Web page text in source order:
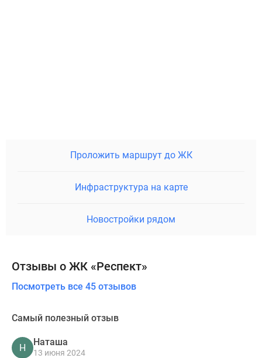
Проложить маршрут до ЖК
Инфраструктура на карте
Новостройки рядом
Отзывы о ЖК «Респект»
Посмотреть все 45 отзывов
Самый полезный отзыв
Н
Наташа
13 июня 2024